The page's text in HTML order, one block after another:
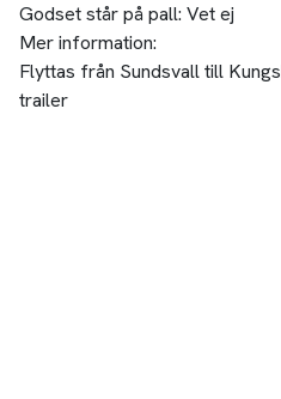
Godset står på pall: Vet ej
Mer information:
Flyttas från Sundsvall till
trailer